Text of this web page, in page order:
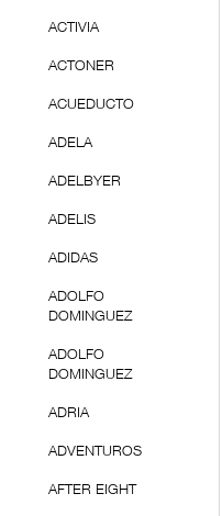
ACTIVIA
ACTONER
ACUEDUCTO
ADELA
ADELBYER
ADELIS
ADIDAS
ADOLFO
DOMINGUEZ
ADOLFO
DOMINGUEZ
ADRIA
ADVENTUROS
AFTER EIGHT